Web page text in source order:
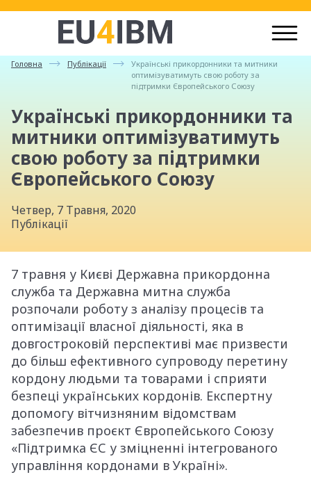
Головна Публікації
Українські прикордонники та митники
оптимізуватимуть свою роботу за
підтримки Європейського Союзу
Українські прикордонники та
митники оптимізуватимуть
свою роботу за підтримки
Європейського Союзу
Четвер, 7 Травня, 2020
Публікації
7 травня у Києві Державна прикордонна
служба та Державна митна служба
розпочали роботу з аналізу процесів та
оптимізації власної діяльності, яка в
довгостроковій перспективі має призвести
до більш ефективного супроводу перетину
кордону людьми та товарами і сприяти
безпеці українських кордонів. Експертну
допомогу вітчизняним відомствам
забезпечив проєкт Європейського Союзу
«Підтримка ЄС у зміцненні інтегрованого
управління кордонами в Україні».